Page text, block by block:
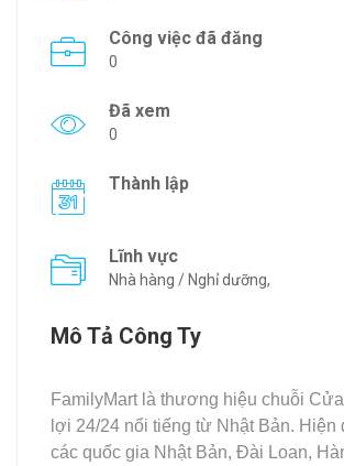
Công việc đã đăng
0
Đã xem
0
Thành lập
Lĩnh vực
Nhà hàng / Nghỉ dưỡng,
Mô Tả Công Ty
FamilyMart là thương hiệu chuỗi
lợi 24/24 nổi tiếng từ Nhật Bản. Hiện
các quốc gia Nhật Bản, Đài Loan,